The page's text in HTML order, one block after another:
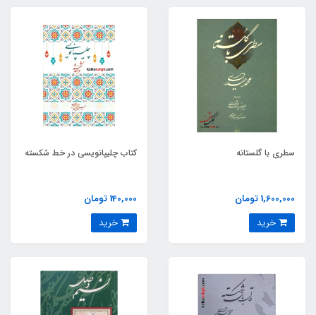
سطری با گلستانه
1,600,000 تومان
کتاب چلیپانویسی در خط شکسته
140,000 تومان